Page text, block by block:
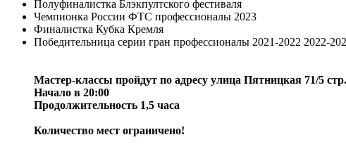
Полуфиналистка Блэкпултского фестиваля
Чемпионка России ФТС профессионалы 2023
Финалистка Кубка Кремля
Победительница серии гран профессионалы 2021-2022 2022-
Мастер-классы пройдут по адресу улица Пятницкая 71/5
Начало в 20:00
Продолжительность 1,5 часа
Количество мест ограничено!